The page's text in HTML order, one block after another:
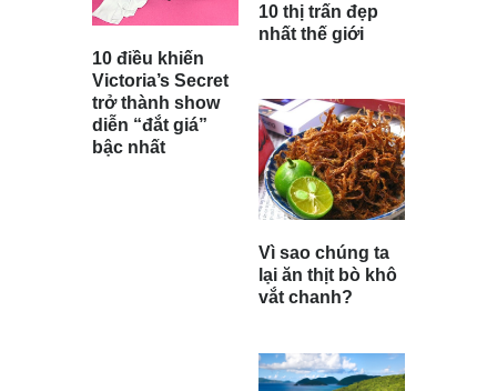
10 điều khiến
Victoria’s Secret
trở thành show
diễn “đắt giá”
bậc nhất
10 thị trấn đẹp
nhất thế giới
Vì sao chúng ta
lại ăn thịt bò khô
vắt chanh?